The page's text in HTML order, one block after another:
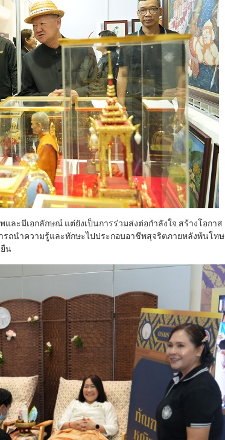
ะมีเอกลักษณ์ แต่ยังเป็นการร่วมส่งต่อกำลังใจ สร้างโอกาส
ถนำความรู้และทักษะไปประกอบอาชีพสุจริตภายหลังพ้นโทษ
น